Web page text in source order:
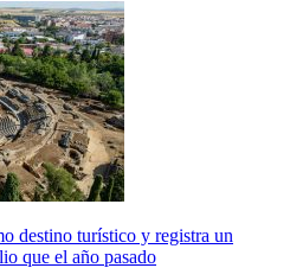
destino turístico y registra un
que el año pasado